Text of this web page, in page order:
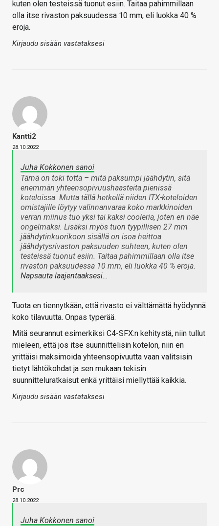
kuten olen testeissä tuonut esiin. Taitaa pahimmillaan
olla itse rivaston paksuudessa 10 mm, eli luokka 40 %
eroja.
Kirjaudu sisään vastataksesi
Kantti2
28.10.2022
Juha Kokkonen sanoi
Tämä on toki totta – mitä paksumpi jäähdytin, sitä
enemmän yhteensopivuushaasteita pienissä
koteloissa. Mutta tällä hetkellä niiden ITX-koteloiden
omistajille löytyy valinnanvaraa koko markkinoiden
verran miinus tuo yksi tai kaksi cooleria, joten en näe
ongelmaksi. Lisäksi myös tuon tyypillisen 27 mm
jäähdytinkuorikoon sisällä on isoa heittoa
jäähdytysrivaston paksuuden suhteen, kuten olen
testeissä tuonut esiin. Taitaa pahimmillaan olla itse
rivaston paksuudessa 10 mm, eli luokka 40 % eroja.
Napsauta laajentaaksesi…
Tuota en tiennytkään, että rivasto ei välttämättä hyödynnä
koko tilavuutta. Onpas typerää.
Mitä seurannut esimerkiksi C4-SFX:n kehitystä, niin tullut
mieleen, että jos itse suunnittelisin kotelon, niin en
yrittäisi maksimoida yhteensopivuutta vaan valitsisin
tietyt lähtökohdat ja sen mukaan tekisin
suunnitteluratkaisut enkä yrittäisi miellyttää kaikkia.
Kirjaudu sisään vastataksesi
Prc
28.10.2022
Juha Kokkonen sanoi